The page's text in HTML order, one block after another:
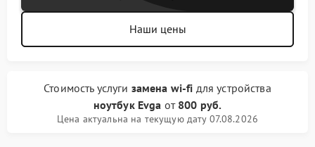
Наши цены
Стоимость услуги замена wi-fi для устройства
ноутбук Evga от 800 руб.
Цена актуальна на текущую дату 07.08.2026